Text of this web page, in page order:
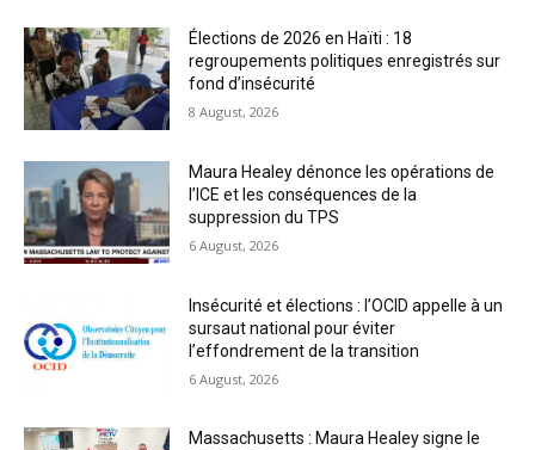
Élections de 2026 en Haïti : 18
regroupements politiques enregistrés sur
fond d’insécurité
8 August, 2026
Maura Healey dénonce les opérations de
l’ICE et les conséquences de la
suppression du TPS
6 August, 2026
Insécurité et élections : l’OCID appelle à un
sursaut national pour éviter
l’effondrement de la transition
6 August, 2026
Massachusetts : Maura Healey signe le